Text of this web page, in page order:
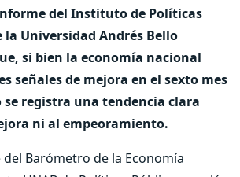
del Instituto de Políticas
la Universidad Andrés Bello
si bien la economía nacional
señales de mejora en el sexto mes
se registra una tendencia clara
ni al empeoramiento.
Barómetro de la Economía